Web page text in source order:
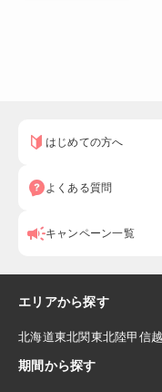
はじめての方へ
よくある質問
キャンペーン一覧
エリアから探す
北海道東北関東北陸甲信
期間から探す